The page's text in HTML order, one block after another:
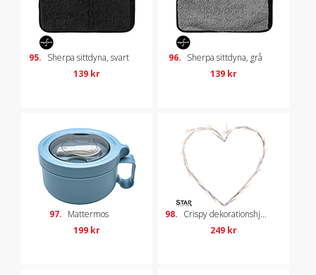
95. Sherpa sittdyna, svart
139 kr
96. Sherpa sittdyna, grå
139 kr
97. Mattermos
199 kr
98. Crispy dekorationshjärta
249 kr